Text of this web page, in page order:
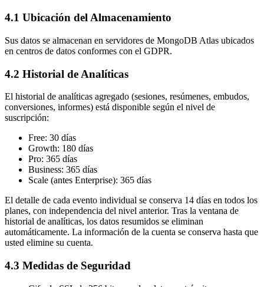
4.1 Ubicación del Almacenamiento
Sus datos se almacenan en servidores de MongoDB Atlas ubicados
en centros de datos conformes con el GDPR.
4.2 Historial de Analíticas
El historial de analíticas agregado (sesiones, resúmenes, embudos,
conversiones, informes) está disponible según el nivel de
suscripción:
Free: 30 días
Growth: 180 días
Pro: 365 días
Business: 365 días
Scale (antes Enterprise): 365 días
El detalle de cada evento individual se conserva 14 días en todos los
planes, con independencia del nivel anterior. Tras la ventana de
historial de analíticas, los datos resumidos se eliminan
automáticamente. La información de la cuenta se conserva hasta que
usted elimine su cuenta.
4.3 Medidas de Seguridad